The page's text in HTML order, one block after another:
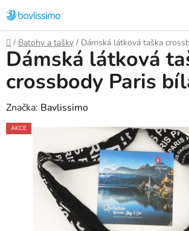
na
obsah
Domů
/ Batohy a tašky / Dámská látková taška
Dámská látková
crossbody Paris
Značka: Bavlissimo
AKCE